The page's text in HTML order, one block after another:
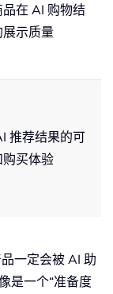
在 AI 购物结
示质量
推荐结果的可
买体验
一定会被 AI 助
是一个“准备度